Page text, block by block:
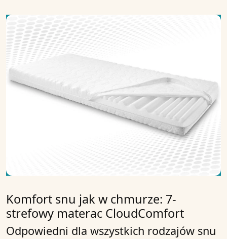
Komfort snu jak w chmurze: 7-
strefowy materac CloudComfort
Odpowiedni dla wszystkich rodzajów snu